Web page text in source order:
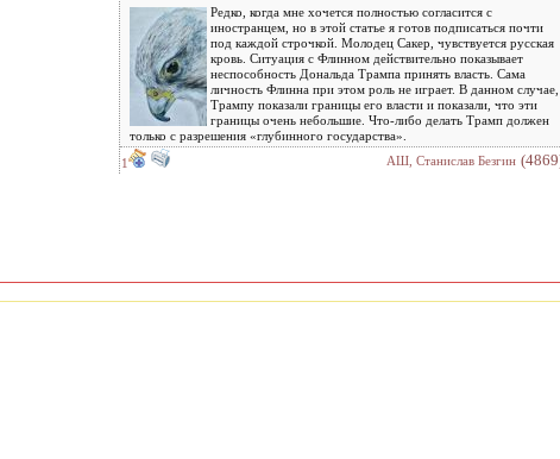
Редко, когда мне хочется полностью согласится с
иностранцем, но в этой статье я готов подписаться почти
под каждой строчкой. Молодец Сакер, чувствуется русская
кровь. Ситуация с Флинном действительно показывает
неспособность Дональда Трампа принять власть. Сама
личность Флинна при этом роль не играет. В данном случае,
Трампу показали границы его власти и показали, что эти
границы очень небольшие. Что-либо делать Трамп должен
только с разрешения «глубинного государства».
1
АШ, Станислав Безгин